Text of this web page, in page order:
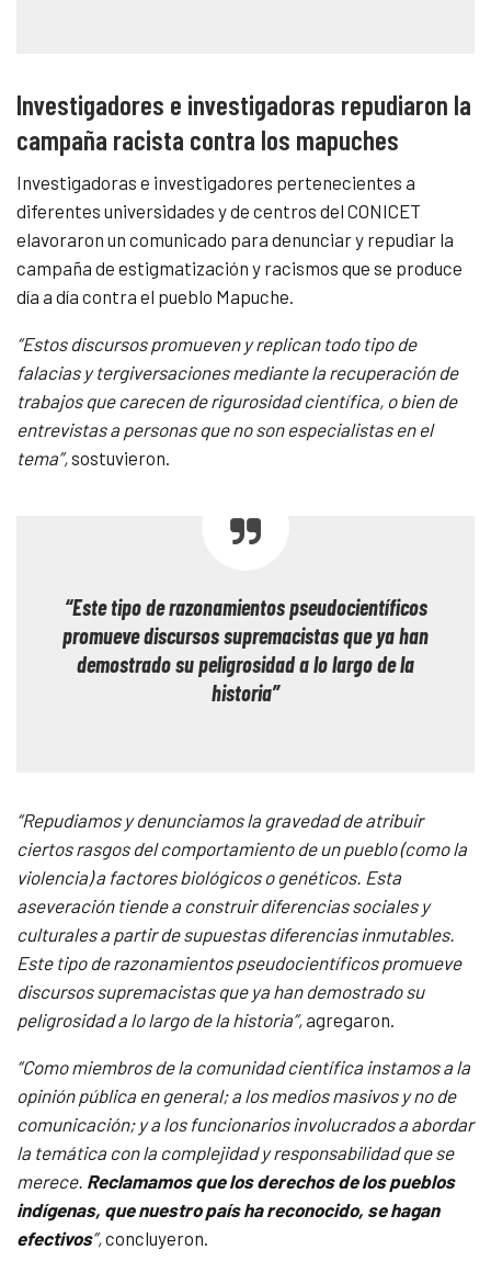
Investigadores e investigadoras repudiaron la
campaña racista contra los mapuches
Investigadoras e investigadores pertenecientes a
diferentes universidades y de centros del CONICET
elavoraron un comunicado para denunciar y repudiar la
campaña de estigmatización y racismos que se produce
día a día contra el pueblo Mapuche.
“Estos discursos promueven y replican todo tipo de
falacias y tergiversaciones mediante la recuperación de
trabajos que carecen de rigurosidad científica, o bien de
entrevistas a personas que no son especialistas en el
tema”,sostuvieron.
“Este tipo de razonamientos pseudocientíficos
promueve discursos supremacistas que ya han
demostrado su peligrosidad a lo largo de la
historia”
“Repudiamos y denunciamos la gravedad de atribuir
ciertos rasgos del comportamiento de un pueblo (como la
violencia) a factores biológicos o genéticos. Esta
aseveración tiende a construir diferencias sociales y
culturales a partir de supuestas diferencias inmutables.
Este tipo de razonamientos pseudocientíficos promueve
discursos supremacistas que ya han demostrado su
peligrosidad a lo largo de la historia”,agregaron.
“Como miembros de la comunidad científica instamos a la
opinión pública en general; a los medios masivos y no de
comunicación; y a los funcionarios involucrados a abordar
la temática con la complejidad y responsabilidad que se
merece. Reclamamos que los derechos de los pueblos
indígenas, que nuestro país ha reconocido, se hagan
efectivos”,concluyeron.